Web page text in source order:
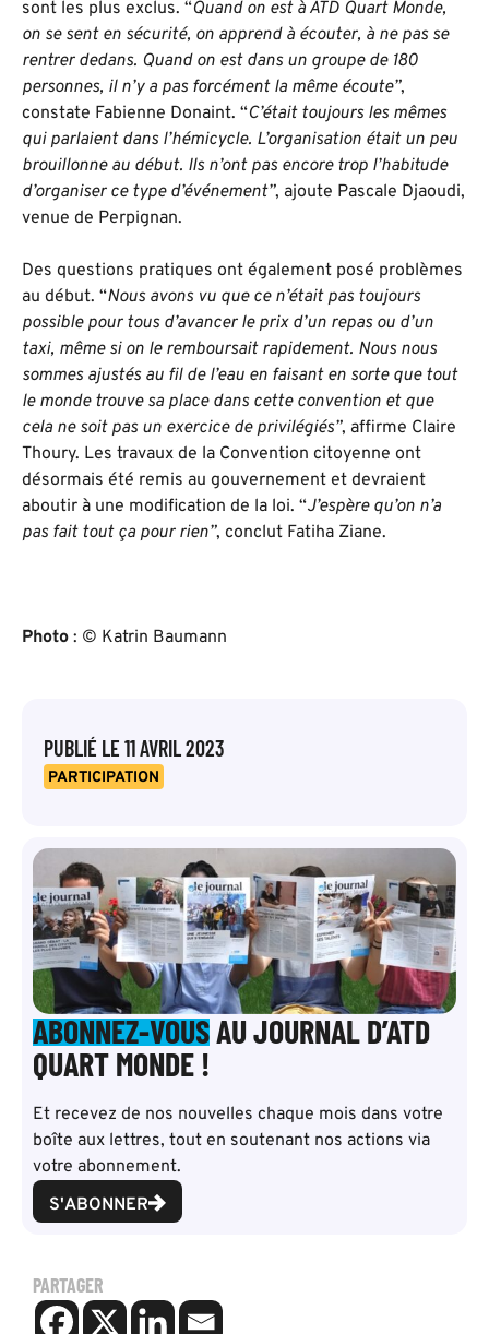
PUBLIÉ LE 11 AVRIL 2023
PARTICIPATION
ABONNEZ-VOUSAU JOURNAL D’ATD
QUART MONDE !
Et recevez de nos nouvelles chaque mois dans votre
boîte aux lettres, tout en soutenant nos actions via
votre abonnement.
S'ABONNER
sont les plus exclus. “Quand on est à ATD Quart Monde,
on se sent en sécurité, on apprend à écouter, à ne pas se
rentrer dedans. Quand on est dans un groupe de 180
personnes, il n’y a pas forcément la même écoute”,
constate Fabienne Donaint. “C’était toujours les mêmes
qui parlaient dans l’hémicycle. L’organisation était un peu
brouillonne au début. Ils n’ont pas encore trop l’habitude
d’organiser ce type d’événement”, ajoute Pascale Djaoudi,
venue de Perpignan.
Des questions pratiques ont également posé problèmes
au début. “Nous avons vu que ce n’était pas toujours
possible pour tous d’avancer le prix d’un repas ou d’un
taxi, même si on le remboursait rapidement. Nous nous
sommes ajustés au fil de l’eau en faisant en sorte que tout
le monde trouve sa place dans cette convention et que
cela ne soit pas un exercice de privilégiés”, affirme Claire
Thoury. Les travaux de la Convention citoyenne ont
désormais été remis au gouvernement et devraient
aboutir à une modification de la loi. “J’espère qu’on n’a
pas fait tout ça pour rien”, conclut Fatiha Ziane.
Photo : © Katrin Baumann
PARTAGER